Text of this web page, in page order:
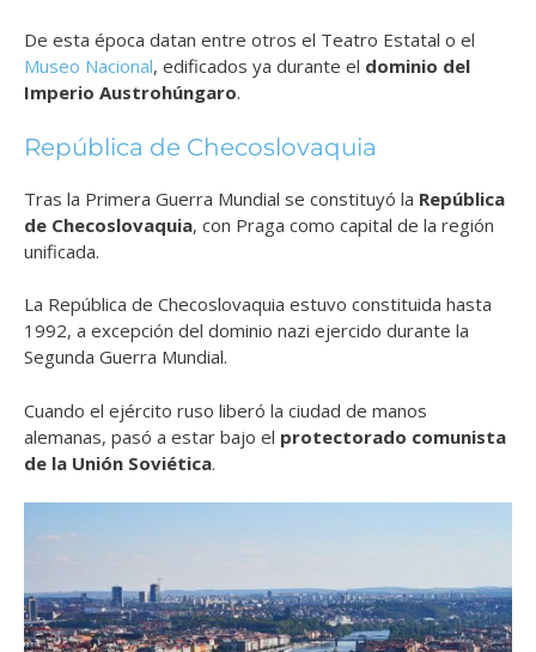
De esta época datan entre otros el Teatro Estatal o el
Museo Nacional, edificados ya durante el dominio del
Imperio Austrohúngaro.
República de Checoslovaquia
Tras la Primera Guerra Mundial se constituyó la República
de Checoslovaquia, con Praga como capital de la región
unificada.
La República de Checoslovaquia estuvo constituida hasta
1992, a excepción del dominio nazi ejercido durante la
Segunda Guerra Mundial.
Cuando el ejército ruso liberó la ciudad de manos
alemanas, pasó a estar bajo el protectorado comunista
de la Unión Soviética.